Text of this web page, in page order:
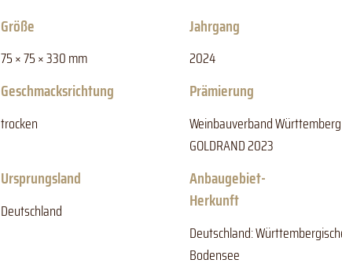
Größe
75 × 75 × 330 mm
Jahrgang
2024
Geschmacksrichtung
trocken
Prämierung
Weinbauverband
GOLDRAND 2023
Ursprungsland
Deutschland
Anbaugebiet-
Herkunft
Deutschland:
Bodensee